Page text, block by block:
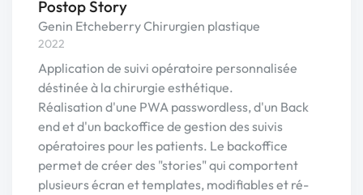
Postop Story
Genin Etcheberry Chirurgien plastique
2022
Application de suivi opératoire personnalisée
déstinée à la chirurgie esthétique.
Réalisation d'une PWA passwordless, d'un Back
end et d'un backoffice de gestion des suivis
opératoires pour les patients. Le backoffice
permet de créer des "stories" qui comportent
plusieurs écran et templates, modifiables et ré-